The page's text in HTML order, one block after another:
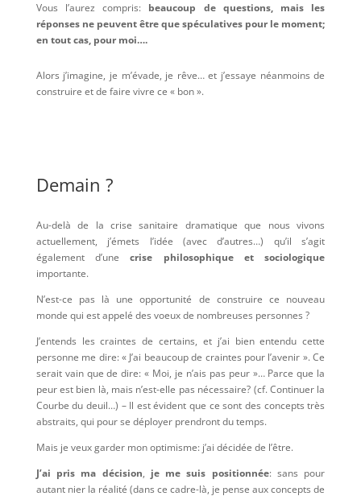
Vous l’aurez compris: beaucoup de questions, mais les
réponses ne peuvent être que spéculatives pour le moment;
en tout cas, pour moi….
Alors j’imagine, je m’évade, je rêve… et j’essaye néanmoins de
construire et de faire vivre ce « bon ».
Demain ?
Au-delà de la crise sanitaire dramatique que nous vivons
actuellement, j’émets l’idée (avec d’autres…) qu’il s’agit
également d’unecrise philosophique et sociologique
importante.
N’est-ce pas là une opportunité de construire ce nouveau
monde qui est appelé des voeux de nombreuses personnes ?
J’entends les craintes de certains, et j’ai bien entendu cette
personne me dire: « J’ai beaucoup de craintes pour l’avenir ». Ce
serait vain que de dire: « Moi, je n’ais pas peur »… Parce que la
peur est bien là, mais n’est-elle pas nécessaire? (cf. Continuer la
Courbe du deuil…) – Il est évident que ce sont des concepts très
abstraits, qui pour se déployer prendront du temps.
Mais je veux garder mon optimisme: j’ai décidée de l’être.
J’ai pris ma décision, je me suis positionnée: sans pour
autant nier la réalité (dans ce cadre-là, je pense aux concepts de